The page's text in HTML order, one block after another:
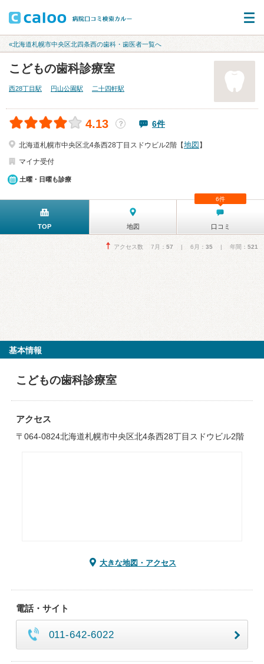
«北海道札幌市中央区北四条西の歯科・歯医者一覧へ
こどもの歯科診療室
西28丁目駅 円山公園駅 二十四軒駅
4.13 ？ 6件
北海道札幌市中央区北4条西28丁目スドウビル2階【地図 】
マイナ受付
土曜・日曜も診療
TOP 地図 口コミ
6件
アクセス数 7月： 57 | 6月： 35 | 年間： 521
基本情報
こどもの歯科診療室
アクセス
〒064-0824北海道札幌市中央区北4条西28丁目スドウビル2階
大きな地図・アクセス
電話・サイト
011-642-6022